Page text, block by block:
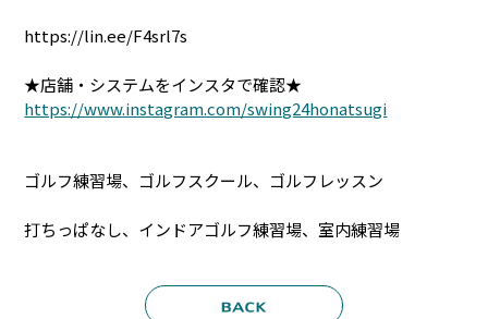
https://lin.ee/F4srl7s
★店舗・システムをインスタで確認★
https://www.instagram.com/swing24honatsugi
ゴルフ練習場、ゴルフスクール、ゴルフレッスン
打ちっぱなし、インドアゴルフ練習場、室内練習場